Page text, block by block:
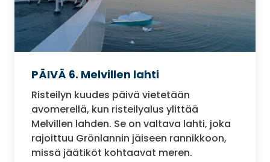
PÄIVÄ 6. Melvillen lahti
Risteilyn kuudes päivä vietetään
avomerellä, kun risteilyalus ylittää
Melvillen lahden. Se on valtava lahti, joka
rajoittuu Grönlannin jäiseen rannikkoon,
missä jäätiköt kohtaavat meren.